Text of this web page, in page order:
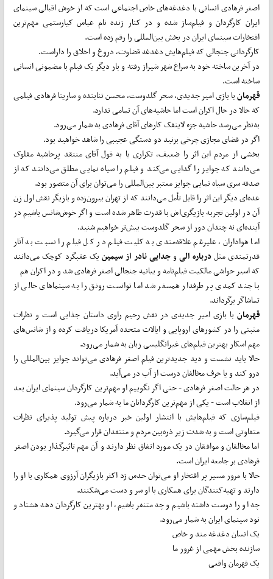
اصغر فرهادی انسانی با دغدغه‌های خاص اجتماعی است که از خوش اقبالی سینمای
ایران کارگردان و فیلم‌ساز شده و در کنار زنده نام عباس کیارستمی مهم‌ترین
افتخارات سینمای ایران در بخش بین‌المللی را رقم زده است.
کارگردانی جنجالی که فیلم‌هایش دغدغه قضاوت، دروغ و اخلاق را داراست.
در آخرین ساخته خود به سراغ شهر شیراز رفته و بار دیگر یک فیلم با مضمونی انسانی
ساخته است.
قهرمانبا بازی امیر جدیدی، سحر گلدوست، محسن تنابنده و سارینا فرهادی فیلمی
که حالا در حال اکران است اما حاشیه‌های آن تمامی ندارد.
به‌نظر می‌رسد حاشیه جزء لاینفک کارهای آقای فرهادی به شمار می‌رود.
اگر در فضای مجازی چرخی بزنید دو دستگی عجیبی را شاهد خواهید بود.
بخشی از مردم این اثر را ضعیف، تکراری یا به قول آقای منتقد پرحاشیه مفلوک
می‌دانند که جوایز را گدایی می‌کند و فیلم را سیاه نمایی مطلق می‌دانند که از
صدقه سری سیاه نمایی جوایز معتبر بین‌المللی را می‌توان برای آن متصور بود.
عده‌ای دیگر این اثر را قابل تأمل می‌دانند که از تهران بیرون‌زده و بازیگر نقش اول زن
آن در اولین تجربه بازیگری‌اش با قدرت ظاهر شده است و اگر خوش‌شانس باشیم در
آینده‌ای نه چندان دور از سحر گلدوست بیش‌تر خواهیم شنید.
اما هواداران، علیرغم علاقه‌مندی به کلیت فیلم در کل فیلم را نسبت به آثار
قدرتمندی مثلدرباره الیو جدایی نادر از سیمینیک عقبگرد کوچک می‌دانند
که اسیر حواشی مالکیت فیلم‌نامه و بیانیه جنجالی اصغر فرهادی شد و در اکران هم
با چند کمدی پر طرفدار همسفر شد اما توانست رونق را به سینماهای خالی از
تماشاگر برگرداند.
قهرمانبا بازی امیر جدیدی در نقش رحیم راوی داستان جذابی است و نظرات
مثبتی را در کشورهای اروپایی و ایالات متحده آمریکا دریافت کرده و از شانس‌های
مهم اسکار بهترین فیلم‌های غیرانگلیسی زبان به شمار می‌رود.
حالا باید نشست و دید جدیدترین فیلم اصغر فرهادی می‌تواند جوایز بین‌المللی را
درو کند و یا حرف مخالفان درست از آب در می‌آید.
در هر حالت اصغر فرهادی - حتی اگر نگوییم او مهم‌ترین کارگردان سینمای ایران بعد
از انقلاب است - یکی از مهم‌ترین کارگردانان ما به شمار می‌رود.
فیلم‌سازی که فیلم‌هایش با انتشار اولین خبر درباره پیش تولید پذیرای نظرات
متفاوتی است و به شدت زیر ذره‌بین مردم و منتقدان قرار می‌گیرد.
اما مخالفان و موافقان در یک مورد اتفاق نظر دارند و آن مهم تاثیرگذار بودن اصغر
فرهادی بر جامعه ایران است.
حالا با مرور مسیر پر افتخار او می‌توان حدس زد اکثر بازیگران آرزوی همکاری با او را
دارند و تهیه‌کنندگان برای همکاری با او سر و دست می‌شکنند.
چه او را دوست داشته باشیم و چه متنفر باشیم، او بهترین کارگردان دهه هشتاد و
نود سینمای ایران به شمار می‌رود.
یک انسان دغدغه مند و خاص
سازنده بخش مهمی از غرور ما
یک قهرمان واقعی